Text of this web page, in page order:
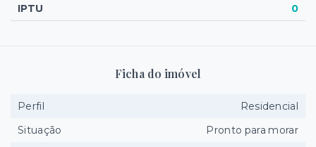
IPTU 0
Ficha do imóvel
Perfil
Residencial
Situação
Pronto para morar